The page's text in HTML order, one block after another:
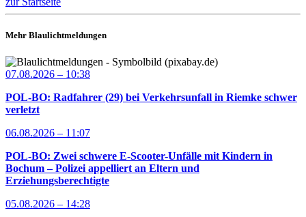
Mehr Blaulichtmeldungen
07.08.2026 – 10:38
POL-BO: Radfahrer (29) bei Verkehrsunfall in Riemke schwer
verletzt
06.08.2026 – 11:07
POL-BO: Zwei schwere E-Scooter-Unfälle mit Kindern in
Bochum – Polizei appelliert an Eltern und
Erziehungsberechtigte
05.08.2026 – 14:28